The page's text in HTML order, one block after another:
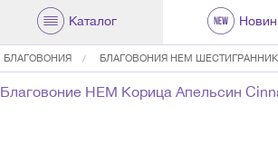
Каталог
БЛАГОВОНИЯ БЛАГОВОНИЯ HEM
Благовоние HEM Корица Апельсин